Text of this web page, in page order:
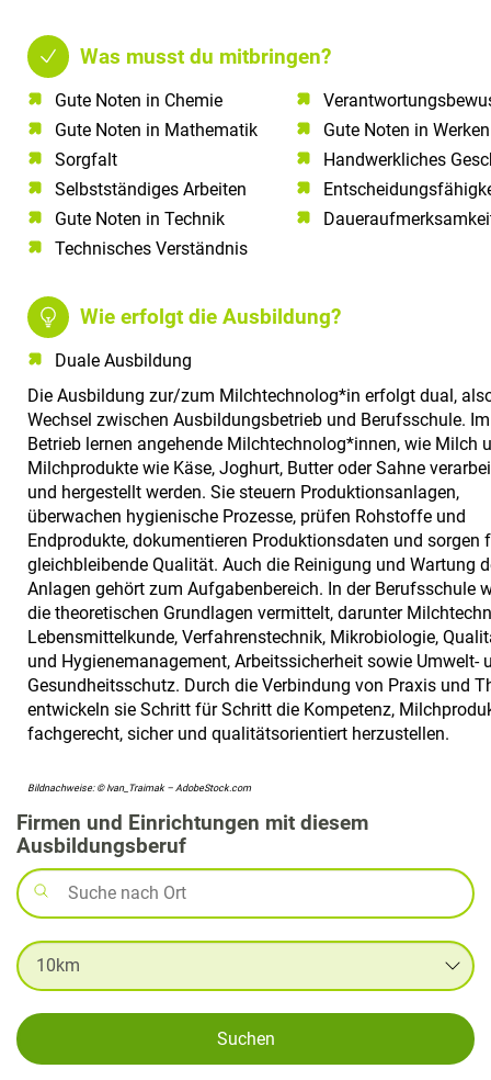
Was musst du mitbringen?
Gute Noten in Chemie​
Gute Noten in Mathematik​
Sorgfalt​
Selbstständiges Arbeiten​
Gute Noten in Technik​
Technisches Verständnis​
Gute Noten in Werken
Handwerkliches
Wie erfolgt die Ausbildung?
Duale Ausbildung
Die Ausbildung zur/zum Milchtechnolog*in erfolgt dual,
Wechsel zwischen Ausbildungsbetrieb und Berufsschule. Im
Betrieb lernen angehende Milchtechnolog*innen, wie Milch
Milchprodukte wie Käse, Joghurt, Butter oder Sahne
und hergestellt werden. Sie steuern Produktionsanlagen,
überwachen hygienische Prozesse, prüfen Rohstoffe und
Endprodukte, dokumentieren Produktionsdaten und sorgen
gleichbleibende Qualität. Auch die Reinigung und Wartung
Anlagen gehört zum Aufgabenbereich. In der Berufsschule
die theoretischen Grundlagen vermittelt, darunter
Lebensmittelkunde, Verfahrenstechnik, Mikrobiologie,
und Hygienemanagement, Arbeitssicherheit sowie Umwelt-
Gesundheitsschutz. Durch die Verbindung von Praxis und
entwickeln sie Schritt für Schritt die Kompetenz,
fachgerecht, sicher und qualitätsorientiert herzustellen.
Bildnachweise: © Ivan_Traimak – AdobeStock.com
Firmen und Einrichtungen mit diesem
Ausbildungsberuf
Suchen